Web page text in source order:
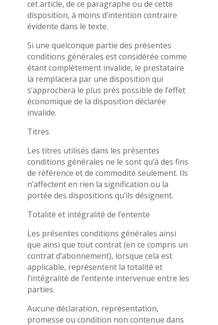
cet article, de ce paragraphe ou de cette
disposition, à moins d’intention contraire
évidente dans le texte.
Si une quelconque partie des présentes
conditions générales est considérée comme
étant complètement invalide, le prestataire
la remplacera par une disposition qui
s’approchera le plus près possible de l’effet
économique de la disposition déclarée
invalide.
Titres
Les titres utilisés dans les présentes
conditions générales ne le sont qu’à des fins
de référence et de commodité seulement. Ils
n’affectent en rien la signification ou la
portée des dispositions qu’ils désignent.
Totalité et intégralité de l’entente
Les présentes conditions générales ainsi
que ainsi que tout contrat (en ce compris un
contrat d’abonnement), lorsque cela est
applicable, représentent la totalité et
l’intégralité de l’entente intervenue entre les
parties.
Aucune déclaration, représentation,
promesse ou condition non contenue dans